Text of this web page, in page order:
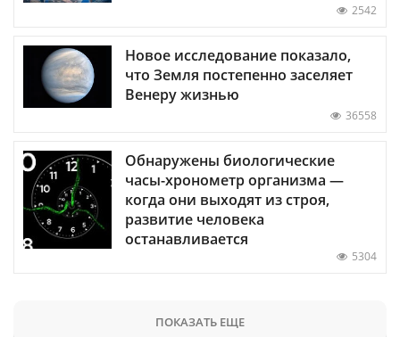
2542
Новое исследование показало,
что Земля постепенно заселяет
Венеру жизнью
36558
Обнаружены биологические
часы-хронометр организма —
когда они выходят из строя,
развитие человека
останавливается
5304
ПОКАЗАТЬ ЕЩЕ